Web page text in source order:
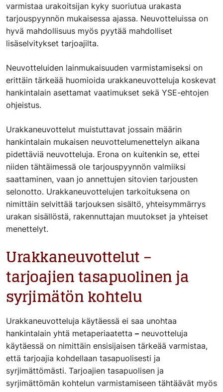
varmistaa urakoitsijan kyky suoriutua urakasta
tarjouspyynnön mukaisessa ajassa. Neuvotteluissa on
hyvä mahdollisuus myös pyytää mahdolliset
lisäselvitykset tarjoajilta.
Neuvotteluiden lainmukaisuuden varmistamiseksi on
erittäin tärkeää huomioida urakkaneuvotteluja koskevat
hankintalain asettamat vaatimukset sekä YSE-ehtojen
ohjeistus.
Urakkaneuvottelut muistuttavat jossain määrin
hankintalain mukaisen neuvottelumenettelyn aikana
pidettäviä neuvotteluja. Erona on kuitenkin se, ettei
niiden tähtäimessä ole tarjouspyynnön valmiiksi
saattaminen, vaan jo annettujen sitovien tarjousten
selonotto. Urakkaneuvottelujen tarkoituksena on
nimittäin selvittää tarjouksen sisältö, yhteisymmärrys
urakan sisällöstä, rakennuttajan muutokset ja yhteiset
menettelyt.
Urakkaneuvottelut –
tarjoajien tasapuolinen ja
syrjimätön kohtelu
Urakkaneuvotteluja käytäessä ei saa unohtaa
hankintalain yhtä metaperiaatetta – neuvotteluja
käytäessä on nimittäin ensisijaisen tärkeää varmistaa,
että tarjoajia kohdellaan tasapuolisesti ja
syrjimättömästi. Tarjoajien tasapuolisen ja
syrjimättömän kohtelun varmistamiseen tähtäävät myös